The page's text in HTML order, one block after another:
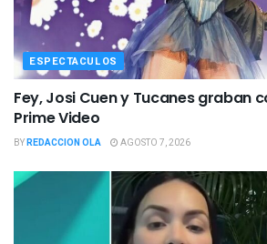
ESPECTACULOS
Fey, Josi Cuen y Tucanes graban
Prime Video
BYREDACCION OLA AGOSTO 7, 2026